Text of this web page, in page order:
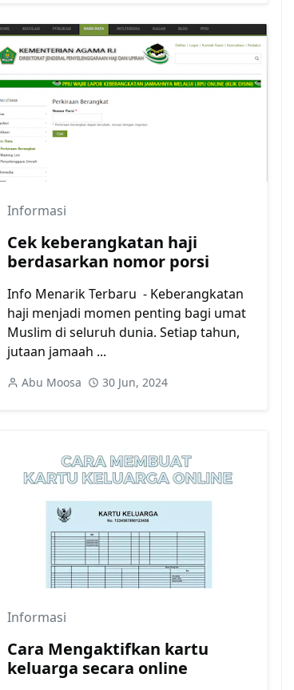
Informasi
Cek keberangkatan haji
berdasarkan nomor porsi
Info Menarik Terbaru - Keberangkatan
haji menjadi momen penting bagi umat
Muslim di seluruh dunia. Setiap tahun,
jutaan jamaah ...
Abu Moosa 30 Jun, 2024
Informasi
Cara Mengaktifkan kartu
keluarga secara online